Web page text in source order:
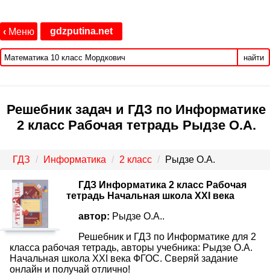
‹ Меню gdzputina.net
найти
Решебник задач и ГДЗ по Информатике
2 класс Рабочая тетрадь Рыдзе О.А.
ГДЗ Информатика 2 класс Рыдзе О.А.
ГДЗ Информатика 2 класс Рабочая
тетрадь Начальная школа XXI века
автор: Рыдзе О.А..
Решебник и ГДЗ по Информатике для 2
класса рабочая тетрадь, авторы учебника: Рыдзе О.А.
Начальная школа XXI века ФГОС. Сверяй задание
онлайн и получай отлично!